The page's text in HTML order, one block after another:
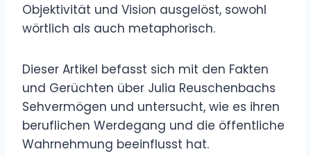
Objektivität und Vision ausgelöst, sowohl
wörtlich als auch metaphorisch.
Dieser Artikel befasst sich mit den Fakten
und Gerüchten über Julia Reuschenbachs
Sehvermögen und untersucht, wie es ihren
beruflichen Werdegang und die öffentliche
Wahrnehmung beeinflusst hat.